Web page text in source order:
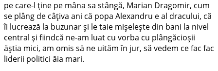
pe care-l ține pe mâna sa stângă, Marian Dragomir, cum
se plâng de câțiva ani că popa Alexandru e al dracului, că
îi lucrează la buzunar și le taie mișelește din bani la nivel
central și fiindcă ne-am luat cu vorba cu plângăcioșii
ăștia mici, am omis să ne uităm în jur, să vedem ce fac fac
liderii politici ăia mari.